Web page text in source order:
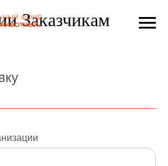
Заказчикам